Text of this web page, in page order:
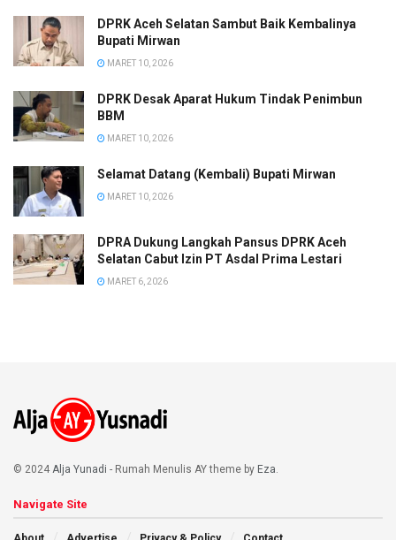
DPRK Aceh Selatan Sambut Baik Kembalinya
Bupati Mirwan
MARET 10, 2026
DPRK Desak Aparat Hukum Tindak Penimbun
BBM
MARET 10, 2026
Selamat Datang (Kembali) Bupati Mirwan
MARET 10, 2026
DPRA Dukung Langkah Pansus DPRK Aceh
Selatan Cabut Izin PT Asdal Prima Lestari
MARET 6, 2026
© 2024 Alja Yunadi - Rumah Menulis AY theme by Eza.
Navigate Site